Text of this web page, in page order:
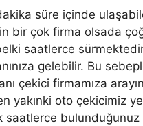
süre içinde
bir çok firma olsada
saatlerce
gelebilir. Bu
çekici firmamıza
yakınki oto çekicimiz
saatlerce bulunduğunuz